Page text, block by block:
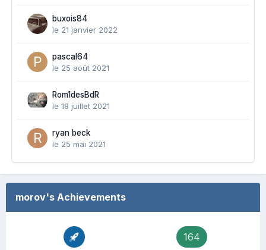
buxois84
le 21 janvier 2022
pascal64
le 25 août 2021
Rom1desBdR
le 18 juillet 2021
ryan beck
le 25 mai 2021
morov's Achievements
164